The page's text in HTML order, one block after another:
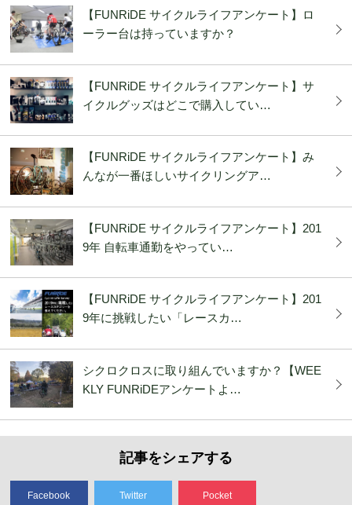
【FUNRiDE サイクルライフアンケート】ロ
ーラー台は持っていますか？
【FUNRiDE サイクルライフアンケート】サ
イクルグッズはどこで購入してい…
【FUNRiDE サイクルライフアンケート】み
んなが一番ほしいサイクリングア…
【FUNRiDE サイクルライフアンケート】201
9年 自転車通勤をやってい…
【FUNRiDE サイクルライフアンケート】201
9年に挑戦したい「レースカ…
シクロクロスに取り組んでいますか？【WEE
KLY FUNRiDEアンケートよ…
記事をシェアする
Facebook Twitter Pocket